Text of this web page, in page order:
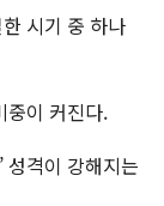
시기 중 하나
중이 커진다.
성격이 강해지는